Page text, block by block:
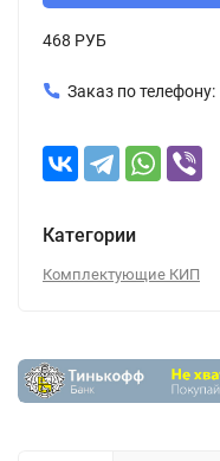
468 РУБ
Заказ по телефону:
Категории
Комплектующие КИП